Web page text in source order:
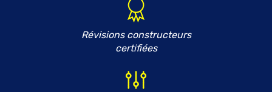
Révisions constructeurs
certifiées